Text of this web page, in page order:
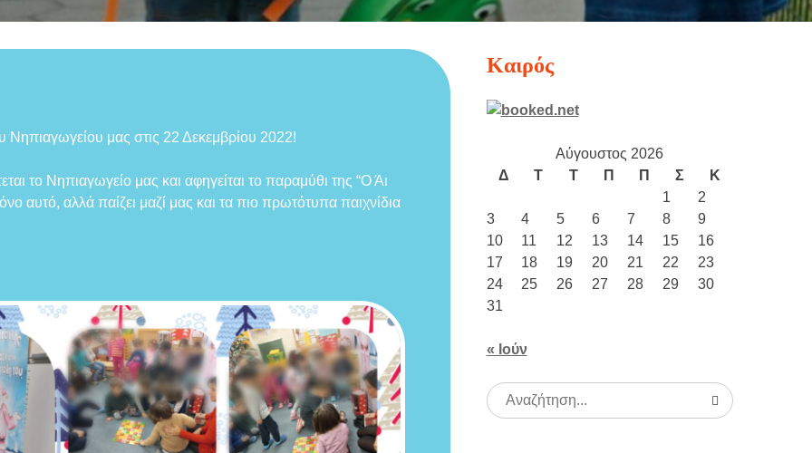
Νηπιαγωγείου μας στις 22 Δεκεμβρίου 2022!
το Νηπιαγωγείο μας και αφηγείται το παραμύθι της “Ο Άι
αυτό, αλλά παίζει μαζί μας και τα πιο πρωτότυπα παιχνίδια
Καιρός
Αύγουστος 2026
Δ
Τ Τ Π Π Σ
Κ
1
2
3
4 5 6 7 8
9
10
11 12 13 14 15
16
17
18 19 20 21 22
23
24
25 26 27 28 29
30
31
« Ιούν